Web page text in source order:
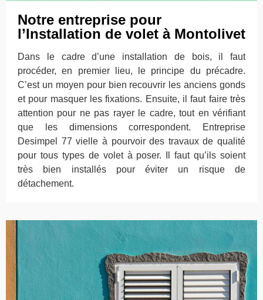
Notre entreprise pour
l’Installation de volet à Montolivet
Dans le cadre d’une installation de bois, il faut
procéder, en premier lieu, le principe du précadre.
C’est un moyen pour bien recouvrir les anciens gonds
et pour masquer les fixations. Ensuite, il faut faire très
attention pour ne pas rayer le cadre, tout en vérifiant
que les dimensions correspondent. Entreprise
Desimpel 77 vielle à pourvoir des travaux de qualité
pour tous types de volet à poser. Il faut qu’ils soient
très bien installés pour éviter un risque de
détachement.